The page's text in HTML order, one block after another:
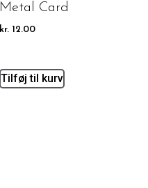
Metal Card
kr. 12.00
Tilføj til kurv